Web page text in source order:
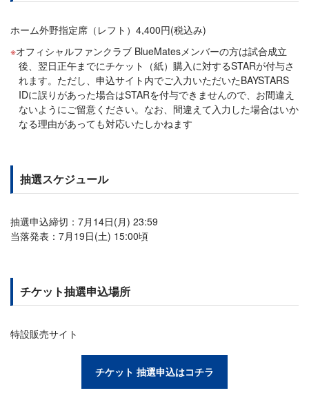
ホーム外野指定席（レフト）4,400円(税込み)
オフィシャルファンクラブ BlueMatesメンバーの方は試合成立
後、翌日正午までにチケット（紙）購入に対するSTARが付与さ
れます。ただし、申込サイト内でご入力いただいたBAYSTARS
IDに誤りがあった場合はSTARを付与できませんので、お間違え
ないようにご留意ください。なお、間違えて入力した場合はいか
なる理由があっても対応いたしかねます
抽選スケジュール
抽選申込締切：7月14日(月) 23:59
当落発表：7月19日(土) 15:00頃
チケット抽選申込場所
特設販売サイト
チケット 抽選申込はコチラ